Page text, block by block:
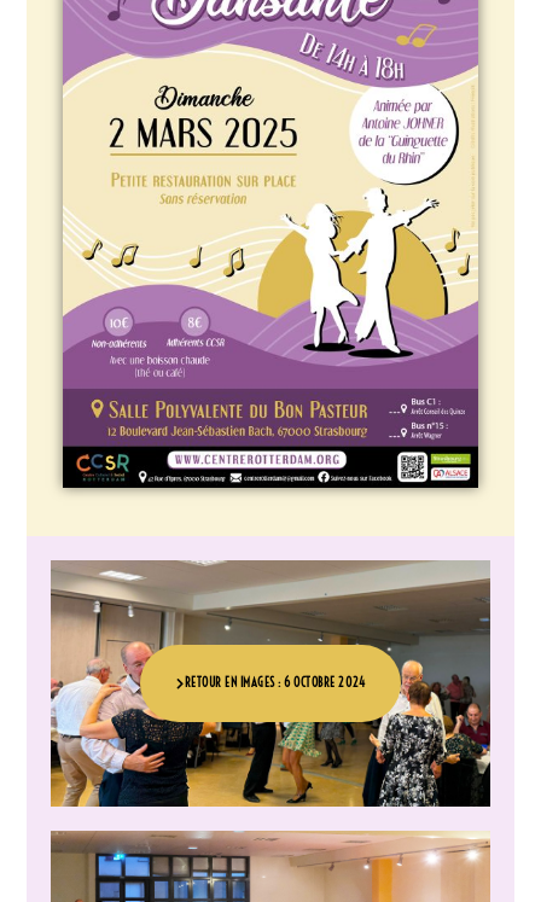
RETOUR EN IMAGES : 6 OCTOBRE 2024